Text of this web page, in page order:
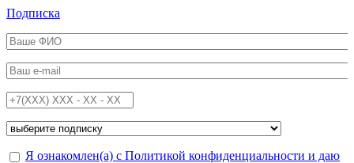
Перейти к основному содержанию
Подписка
ФИО*
Email*
Телефон*
Подписка на*
Обработка персональных данных*
Я ознакомлен(а) с Политикой конфиденциальности и даю